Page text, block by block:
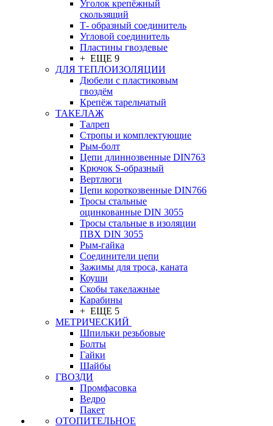
Уголок крепёжный
скользящий
Т- образный соединитель
Угловой соединитель
Пластины гвоздевые
+ ЕЩЕ 9
ДЛЯ ТЕПЛОИЗОЛЯЦИИ
Дюбели с пластиковым
гвоздём
Крепёж тарельчатый
ТАКЕЛАЖ
Талреп
Стропы и комплектующие
Рым-болт
Цепи длиннозвенные DIN763
Крючок S-образный
Вертлюги
Цепи короткозвенные DIN766
Тросы стальные
оцинкованные DIN 3055
Тросы стальные в изоляции
ПВХ DIN 3055
Рым-гайка
Соединители цепи
Зажимы для троса, каната
Коуши
Скобы такелажные
Карабины
+ ЕЩЕ 5
МЕТРИЧЕСКИЙ
Шпильки резьбовые
Болты
Гайки
Шайбы
ГВОЗДИ
Промфасовка
Ведро
Пакет
ОТОПИТЕЛЬНОЕ